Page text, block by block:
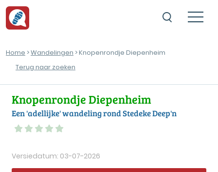
Home >Wandelingen > Knopenrondje Diepenheim
Terug naar zoeken
Knopenrondje Diepenheim
Een 'adellijke' wandeling rond Stedeke Deep'n
Versiedatum: 03-07-2026